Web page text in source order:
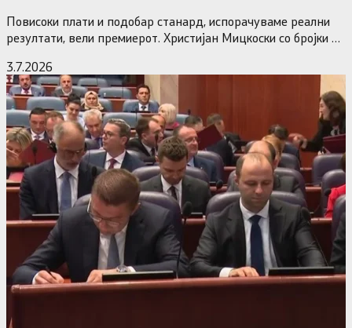
Повисоки плати и подобар станард, испорачуваме реални
резултати, вели премиерот. Христијан Мицкоски со бројки и
3.7.2026